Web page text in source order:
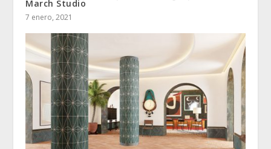
March Studio
7 enero, 2021